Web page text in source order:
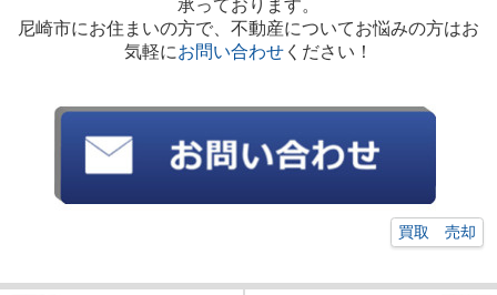
承っております。
尼崎市にお住まいの方で、不動産についてお悩みの方はお
気軽にお問い合わせ ください！
買取 売却